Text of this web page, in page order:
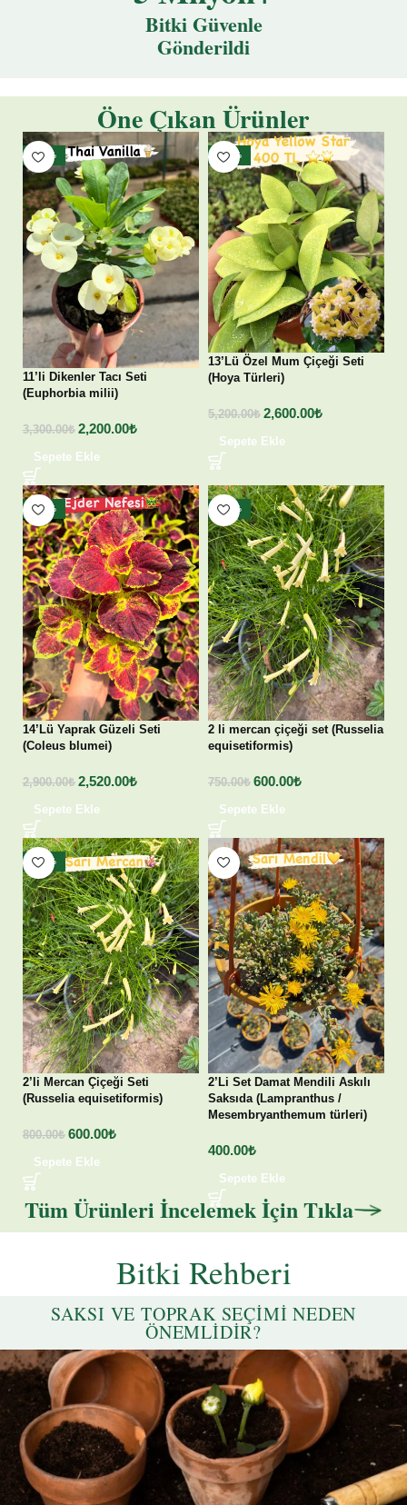
Bitki Güvenle
Gönderildi
Öne Çıkan Ürünler
- 33%
11’li Dikenler Tacı Seti
(Euphorbia milii)
3,300.00₺ 2,200.00₺
Sepete Ekle
- 50%
13’Lü Özel Mum Çiçeği Seti
(Hoya Türleri)
5,200.00₺ 2,600.00₺
Sepete Ekle
- 13%
14’Lü Yaprak Güzeli Seti
(Coleus blumei)
2,900.00₺ 2,520.00₺
Sepete Ekle
- 20%
2 li mercan çiçeği set (Russelia
equisetiformis)
750.00₺ 600.00₺
Sepete Ekle
- 25%
2’li Mercan Çiçeği Seti
(Russelia equisetiformis)
800.00₺ 600.00₺
Sepete Ekle
2’Li Set Damat Mendili Askılı
Saksıda (Lampranthus /
Mesembryanthemum türleri)
400.00₺
Sepete Ekle
Tüm Ürünleri İncelemek İçin Tıkla
Bitki Rehberi
SAKSI VE TOPRAK SEÇIMI NEDEN
ÖNEMLIDIR?